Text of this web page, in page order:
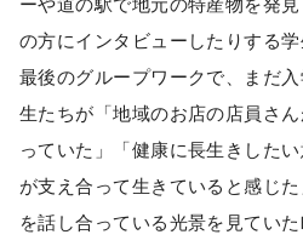
の方にインタビューしたりする
最後のグループワークで、まだ
生たちが「地域のお店の店員さ
っていた」「健康に長生きした
が支え合って生きていると感じ
を話し合っている光景を見てい